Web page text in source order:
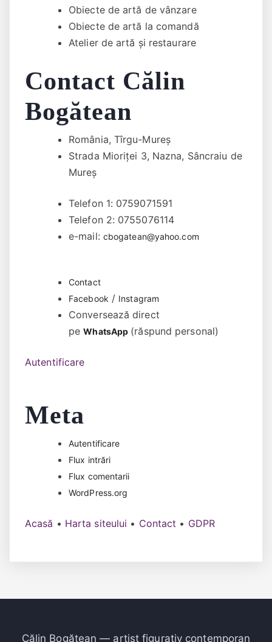
Obiecte de artă de vânzare
Obiecte de artă la comandă
Atelier de artă și restaurare
Contact Călin
Bogătean
România, Tîrgu-Mureș
Strada Mioriței 3, Nazna, Sâncraiu de
Mureș
Telefon 1: 0759071591
Telefon 2: 0755076114
e-mail: cbogatean@yahoo.com
Contact
Facebook / Instagram
Conversează direct
peWhatsApp (răspund personal)
Autentificare
Meta
Autentificare
Flux intrări
Flux comentarii
WordPress.org
Acasă • Harta siteului • Contact • GDPR
Călin Bogătean — artist figurativ contemporan